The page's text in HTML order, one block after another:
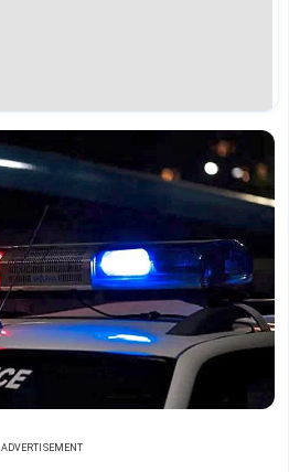
ADVERTISEMENT